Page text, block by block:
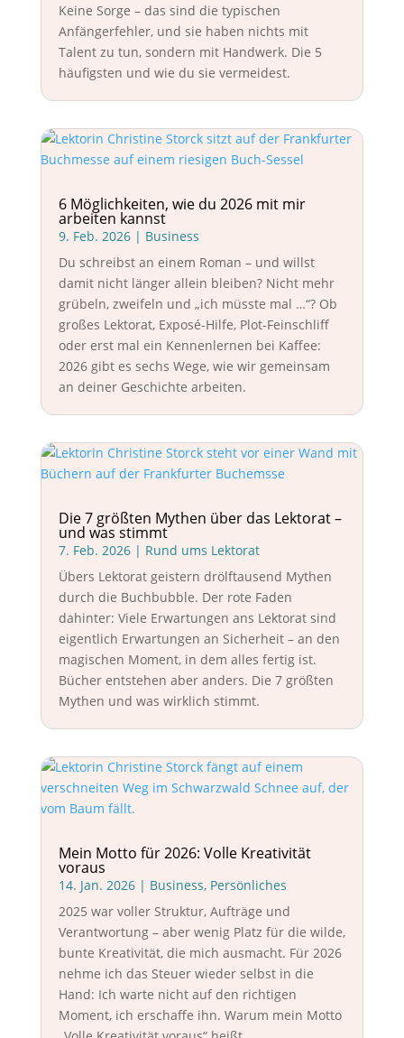
Keine Sorge – das sind die typischen
Anfängerfehler, und sie haben nichts mit
Talent zu tun, sondern mit Handwerk. Die 5
häufigsten und wie du sie vermeidest.
6 Möglichkeiten, wie du 2026 mit mir
arbeiten kannst
9. Feb. 2026| Business
Du schreibst an einem Roman – und willst
damit nicht länger allein bleiben? Nicht mehr
grübeln, zweifeln und „ich müsste mal …“? Ob
großes Lektorat, Exposé-Hilfe, Plot-Feinschliff
oder erst mal ein Kennenlernen bei Kaffee:
2026 gibt es sechs Wege, wie wir gemeinsam
an deiner Geschichte arbeiten.
Die 7 größten Mythen über das Lektorat –
und was stimmt
7. Feb. 2026| Rund ums Lektorat
Übers Lektorat geistern drölftausend Mythen
durch die Buchbubble. Der rote Faden
dahinter: Viele Erwartungen ans Lektorat sind
eigentlich Erwartungen an Sicherheit – an den
magischen Moment, in dem alles fertig ist.
Bücher entstehen aber anders. Die 7 größten
Mythen und was wirklich stimmt.
Mein Motto für 2026: Volle Kreativität
voraus
14. Jan. 2026| Business, Persönliches
2025 war voller Struktur, Aufträge und
Verantwortung – aber wenig Platz für die wilde,
bunte Kreativität, die mich ausmacht. Für 2026
nehme ich das Steuer wieder selbst in die
Hand: Ich warte nicht auf den richtigen
Moment, ich erschaffe ihn. Warum mein Motto